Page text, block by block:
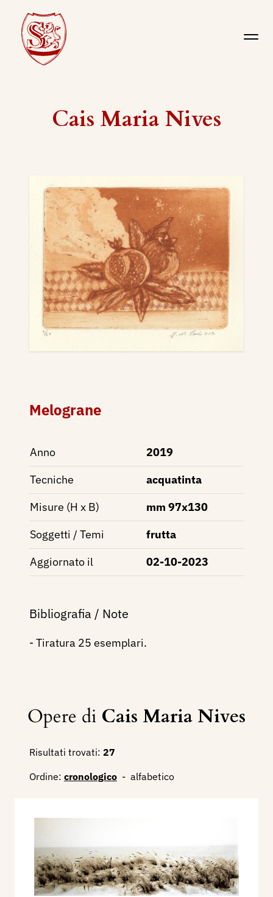
Cais Maria Nives
Melograne
Anno
2019
Tecniche
acquatinta
Misure (H x B)
mm 97x130
Soggetti / Temi
frutta
Aggiornato il
02-10-2023
Bibliografia / Note
- Tiratura 25 esemplari.
Opere di Cais Maria Nives
Risultati trovati: 27
Ordine: cronologico - alfabetico